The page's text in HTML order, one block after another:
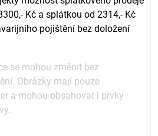
Kč a splátkou od 2314,- Kč
pojištění bez doložení
se mohou změnit bez
Obrázky mají pouze
a mohou obsahovat i prvky